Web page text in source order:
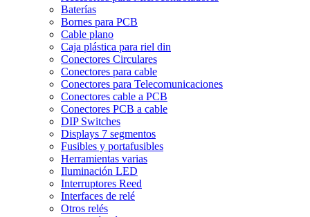
Baterías
Bornes para PCB
Cable plano
Caja plástica para riel din
Conectores Circulares
Conectores para cable
Conectores para Telecomunicaciones
Conectores cable a PCB
Conectores PCB a cable
DIP Switches
Displays 7 segmentos
Fusibles y portafusibles
Herramientas varias
Iluminación LED
Interruptores Reed
Interfaces de relé
Otros relés